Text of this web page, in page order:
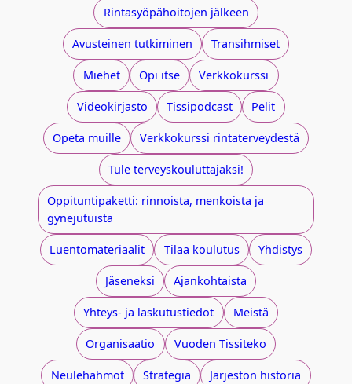
Rintasyöpähoitojen jälkeen
Avusteinen tutkiminen Transihmiset
Miehet Opi itse Verkkokurssi
Videokirjasto Tissipodcast Pelit
Opeta muille Verkkokurssi rintaterveydestä
Tule terveyskouluttajaksi!
Oppituntipaketti: rinnoista, menkoista ja
gynejutuista​
Luentomateriaalit​ Tilaa koulutus Yhdistys
Jäseneksi Ajankohtaista
Yhteys- ja laskutustiedot​ Meistä
Organisaatio Vuoden Tissiteko
Neulehahmot Strategia Järjestön historia